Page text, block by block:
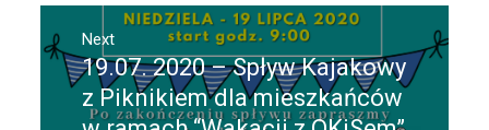
Next
Next
post:
19.07. 2020 – Spływ Kajakowy
z Piknikiem dla mieszkańców